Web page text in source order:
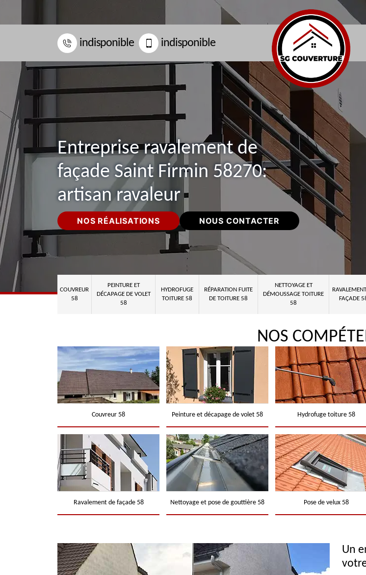
indisponible indisponible
Entreprise ravalement de
façade Saint Firmin 58270:
artisan ravaleur
NOS RÉALISATIONS NOUS CONTACTER
COUVREUR
58
PEINTURE ET
DÉCAPAGE DE VOLET
58
HYDROFUGE
TOITURE 58
RÉPARATION FUITE
DE TOITURE 58
NETTOYAGE ET
DÉMOUSSAGE TOITURE
58
FAÇADE
NOS
Couvreur 58 Peinture et décapage de volet 58 Hydrofuge toiture 58
Ravalement de façade 58 Nettoyage et pose de gouttière 58 Pose de velux 58
Un